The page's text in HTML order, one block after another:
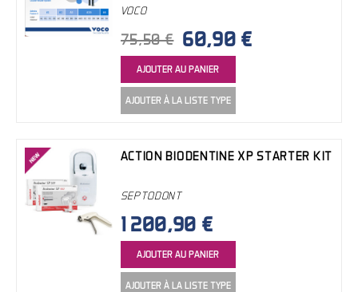
VOCO
75,50 € 60,90 €
AJOUTER AU PANIER
AJOUTER À LA LISTE TYPE
ACTION BIODENTINE XP STARTER KIT
SEPTODONT
1 200,90 €
AJOUTER AU PANIER
AJOUTER À LA LISTE TYPE